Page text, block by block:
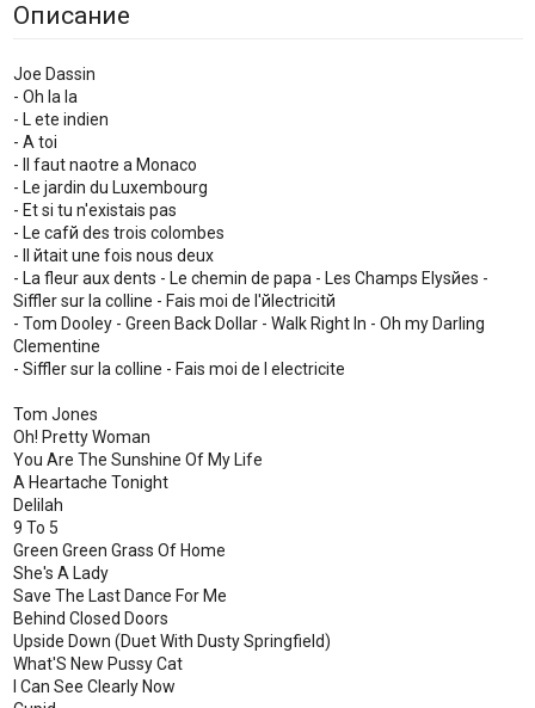
Описание
Joe Dassin
- Oh la la
- L ete indien
- A toi
- Il faut naоtre а Monaco
- Le jardin du Luxembourg
- Et si tu n'existais pas
- Le cafй des trois colombes
- Il йtait une fois nous deux
- La fleur aux dents - Le chemin de papa - Les Champs Elysйes -
Siffler sur la colline - Fais moi de l'йlectricitй
- Tom Dooley - Green Back Dollar - Walk Right In - Oh my Darling
Clementine
- Siffler sur la colline - Fais moi de l electricite
Tom Jones
Oh! Pretty Woman
You Are The Sunshine Of My Life
A Heartache Tonight
Delilah
9 To 5
Green Green Grass Of Home
She's A Lady
Save The Last Dance For Me
Behind Closed Doors
Upside Down (Duet With Dusty Springfield)
What'S New Pussy Cat
I Can See Clearly Now